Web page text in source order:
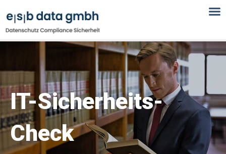
Inhalt
springen
IT-Sicherheits-
Check